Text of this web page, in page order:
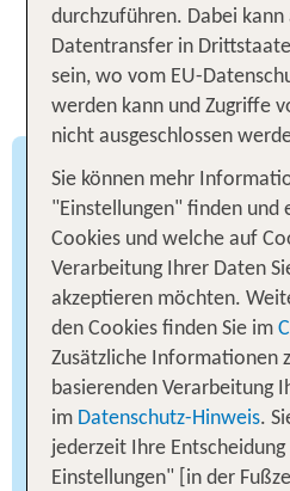
Die 6 besten
Rundreise
Kyoto –
Kulturhauptstadt
Wer in die Kultur Japans
sollte auf seiner
Kyoto einen Stopp
modernen Tokio ist im
die faszinierende
des Landes
der japanische Kaiser
durchzuführen. Dabei kann
Datentransfer in
sein, wo vom EU-
werden kann und Zugriffe
nicht ausgeschlossen
Sie können mehr
"Einstellungen" finden und
Cookies und welche auf
Verarbeitung Ihrer Daten
akzeptieren möchten.
den Cookies finden Sie im
Zusätzliche Informationen
basierenden Verarbeitung
im Datenschutz-Hinweis.
jederzeit Ihre
Einstellungen" [in der